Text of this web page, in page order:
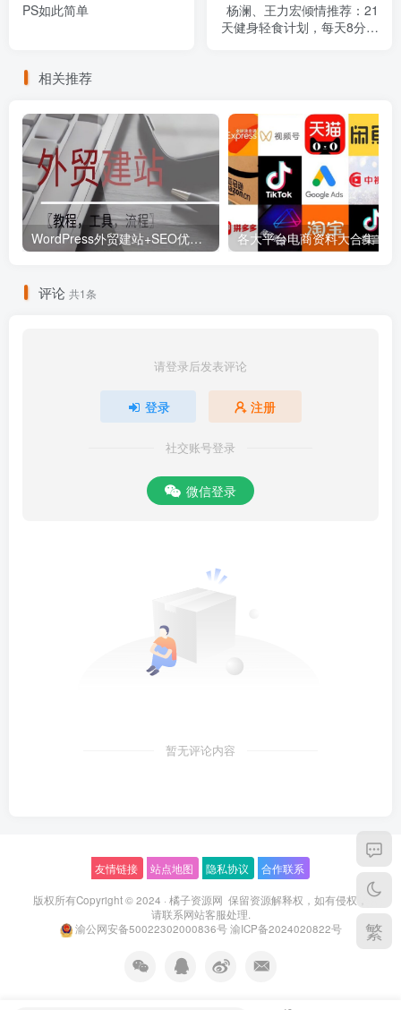
PS如此简单
杨澜、王力宏倾情推荐：21
天健身轻食计划，每天8分钟
相关推荐
WordPress外贸建站+SEO优化课程【教程，工具，流程】
评论 共1条
请登录后发表评论
登录 注册
社交账号登录
微信登录
暂无评论内容
友情链接 站点地图 隐私协议 合作联系
版权所有Copyright © 2024 · 橘子资源网 保留资源解释权，如有侵权，
请联系网站客服处理.
渝公网安备50022302000836号 渝ICP备2024020822号 繁